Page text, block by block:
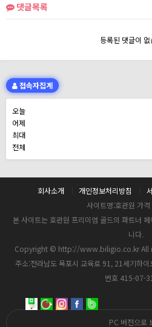
댓글목록
등록된 댓글이
접속자집계
오늘
어제
최대
전체
회사소개 개인정보처리방침
사이트명:호관원 가
본 사이트는 호관원 프리미엄 골드의 파트너
니다.
Copyright © http://www.biligio.co.kr All
주소:전라남도 목포시 교육로 91, 21세기하
번호 415-07-
PC 버전으로